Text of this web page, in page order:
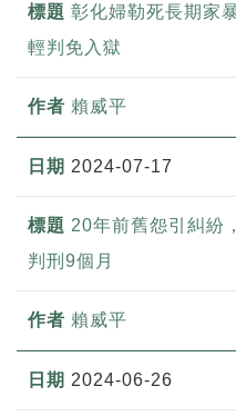
彰化婦勒死長期家
輕判免入獄
賴威平
2024-07-17
20年前舊怨引糾
判刑9個月
賴威平
2024-06-26